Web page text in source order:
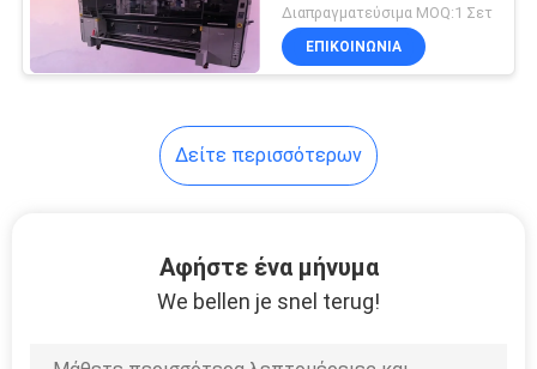
εξάχνωσης
εξάχνωσης
μοντέλο 3200mm
Μεγάλο μορφότυπο
ψηφιακό σύστημα
Διαπραγματεύσιμα MOQ:1 Σετ
ΕΠΙΚΟΙΝΩΝΙΑ
Δείτε περισσότερων
Αφήστε ένα μήνυμα
We bellen je snel terug!